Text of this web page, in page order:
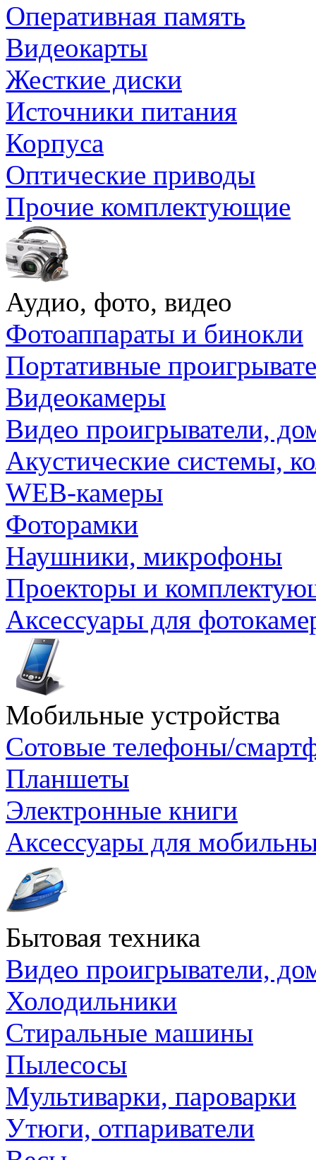
Оперативная память
Видеокарты
Жесткие диски
Источники питания
Корпуса
Оптические приводы
Прочие комплектующие
Аудио, фото, видео
Фотоаппараты и бинокли
Портативные
Видеокамеры
Видео проигрыватели,
Акустические системы,
WEB-камеры
Фоторамки
Наушники, микрофоны
Проекторы и
Аксессуары для
Мобильные устройства
Сотовые телефоны/
Планшеты
Электронные книги
Аксессуары для
Бытовая техника
Видео проигрыватели,
Холодильники
Стиральные машины
Пылесосы
Мультиварки, пароварки
Утюги, отпариватели